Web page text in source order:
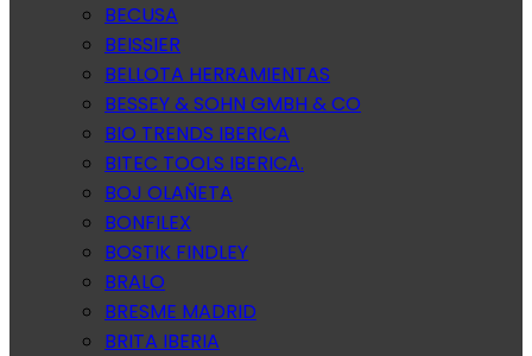
BECUSA
BEISSIER
BELLOTA HERRAMIENTAS
BESSEY & SOHN GMBH & CO
BIO TRENDS IBERICA
BITEC TOOLS IBERICA.
BOJ OLAÑETA
BONFILEX
BOSTIK FINDLEY
BRALO
BRESME MADRID
BRITA IBERIA